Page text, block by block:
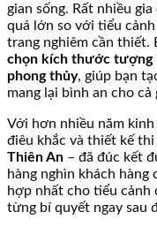
gian sống. Rất nhiều
quá lớn so với tiểu
trang nghiêm cần thiết.
chọn kích thước tượng
phong thủy, giúp bạn
mang lại bình an cho cả
Với hơn nhiều năm
điêu khắc và thiết kế
Thiên An – đã đúc kết
hàng nghìn khách
hợp nhất cho tiểu cảnh
từng bí quyết ngay sau